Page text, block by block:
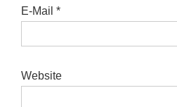
E-Mail *
Website